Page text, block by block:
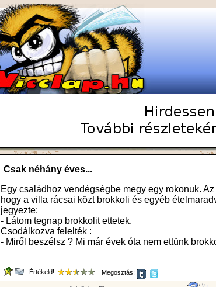
Csak néhány éves...
Egy családhoz vendégségbe megy egy rokonuk.
hogy a villa rácsai közt brokkoli és egyéb
jegyezte:
- Látom tegnap brokkolit ettetek.
Csodálkozva felelték :
- Miről beszélsz ? Mi már évek óta nem ettünk
Értékeld! Megosztás: